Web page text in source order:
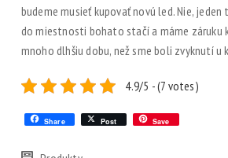
budeme musieť kupovať novú led. Nie,
do miestnosti bohato stačí a máme záruku
mnoho dlhšiu dobu, než sme boli zvyknutí u
4.9/5 - (7 votes)
Share Post Save